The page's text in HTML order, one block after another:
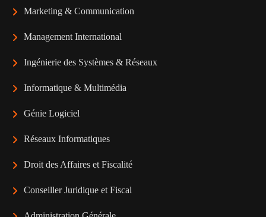
Marketing & Communication
Management International
Ingénierie des Systèmes & Réseaux
Informatique & Multimédia
Génie Logiciel
Réseaux Informatiques
Droit des Affaires et Fiscalité
Conseiller Juridique et Fiscal